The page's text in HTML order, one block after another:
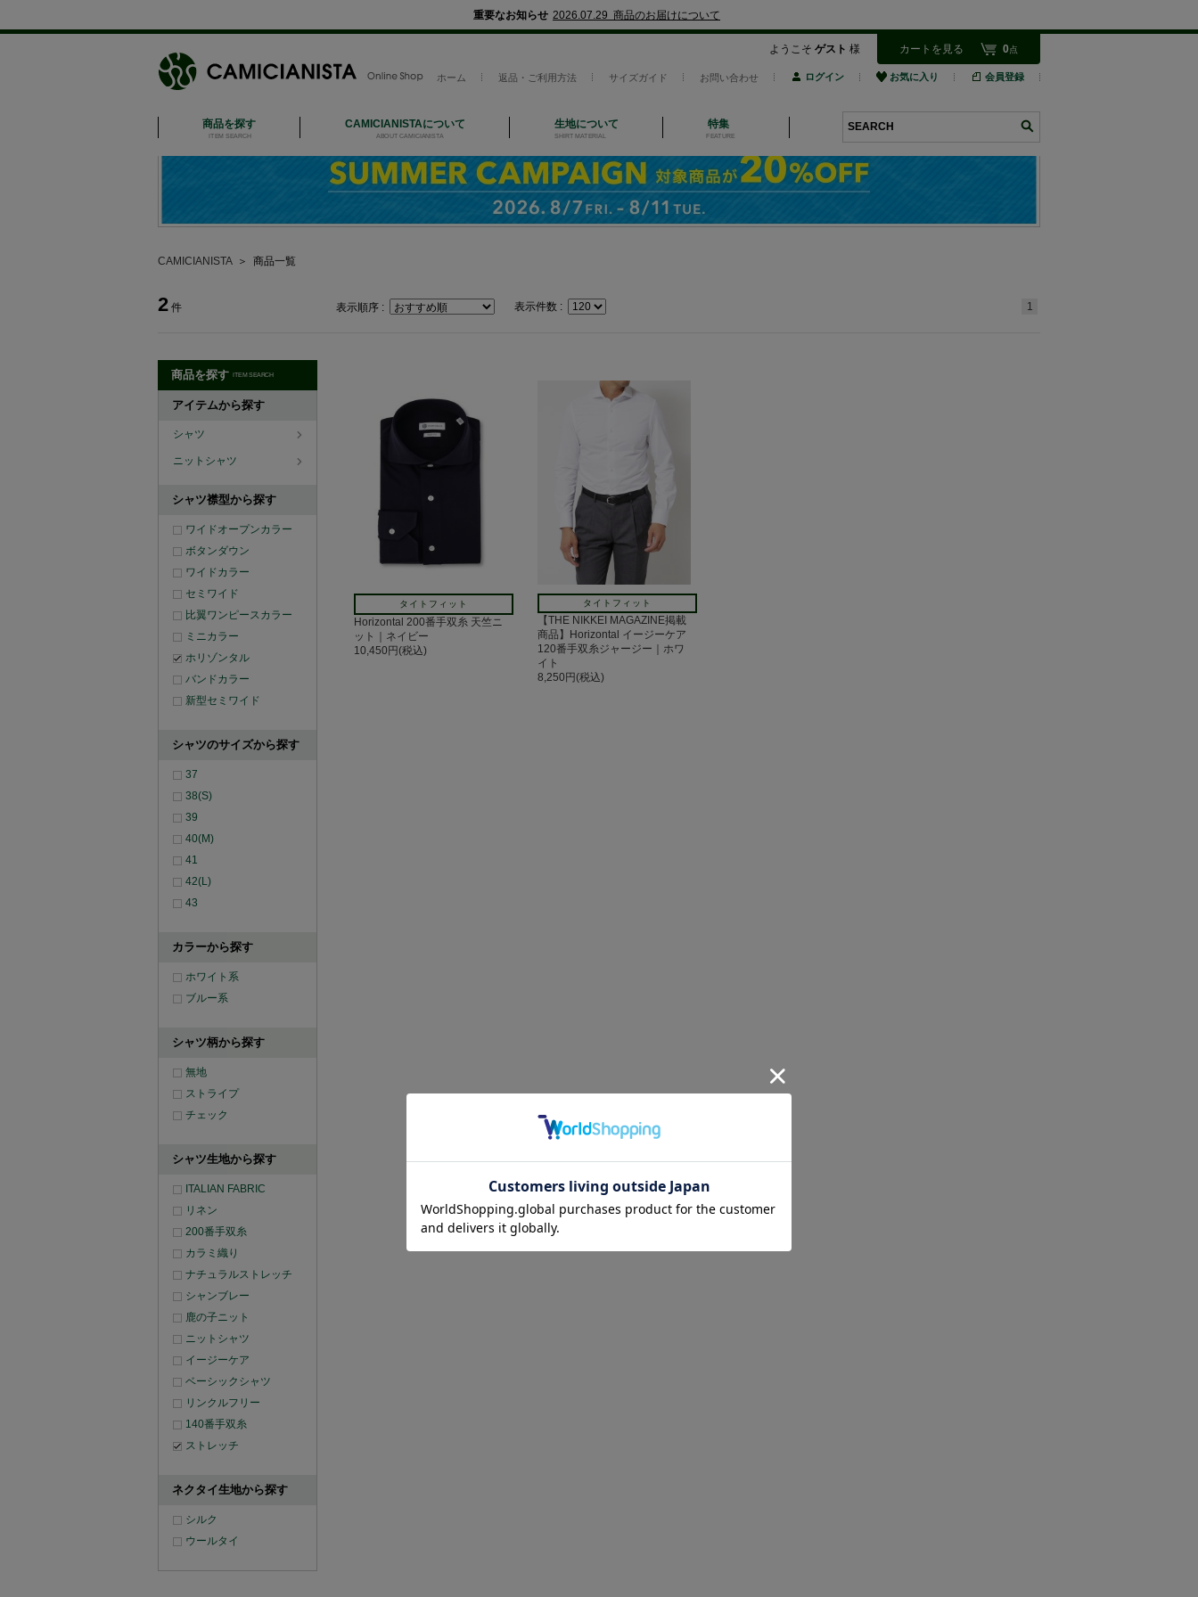
重要なお知らせ 2026.07.29 商品のお届けについて
ようこそ ゲスト 様 カートを見る 0点
ホーム 返品・ご利用方法 サイズガイド お問い合わせ ログイン お気に入り 会員登録
商品を探す
ITEM SEARCH
CAMICIANISTAについて
ABOUT CAMICIANISTA
生地について
SHIRT MATERIAL
特集
FEATURE
CAMICIANISTA＞ 商品一覧
2 件 表示順序 : 表示件数 : 1
商品を探す ITEM SEARCH
アイテムから探す
シャツ
ニットシャツ
シャツ襟型から探す
ワイドオープンカラー
ボタンダウン
ワイドカラー
セミワイド
比翼ワンピースカラー
ミニカラー
ホリゾンタル
バンドカラー
新型セミワイド
シャツのサイズから探す
37
38(S)
39
40(M)
41
42(L)
43
カラーから探す
ホワイト系
ブルー系
シャツ柄から探す
無地
ストライプ
チェック
シャツ生地から探す
ITALIAN FABRIC
リネン
200番手双糸
カラミ織り
ナチュラルストレッチ
シャンブレー
鹿の子ニット
ニットシャツ
イージーケア
ベーシックシャツ
リンクルフリー
140番手双糸
ストレッチ
ネクタイ生地から探す
シルク
ウールタイ
タイトフィット
Horizontal 200番手双糸 天竺ニ
ット｜ネイビー
10,450円(税込)
タイトフィット
【THE NIKKEI MAGAZINE掲載
商品】Horizontal イージーケア
120番手双糸ジャージー｜ホワ
イト
8,250円(税込)